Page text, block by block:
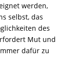
werden,
selbst, das
des
Mut und
dafür zu